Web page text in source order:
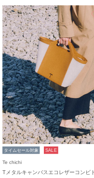
タイムセール対象 SALE
Te chichi